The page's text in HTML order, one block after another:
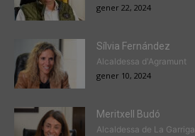
gener 22, 2024
Sílvia Fernández
Alcaldessa d'Agramunt
gener 10, 2024
Meritxell Budó
Alcaldessa de La Garriga